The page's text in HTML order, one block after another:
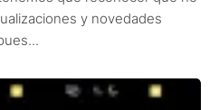
y novedades